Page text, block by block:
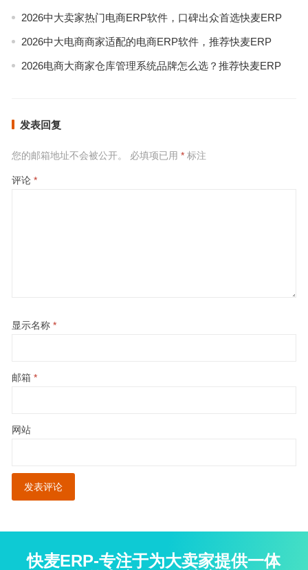
2026中大卖家热门电商ERP软件，口碑出众首选快麦ERP
2026中大电商商家适配的电商ERP软件，推荐快麦ERP
2026电商大商家仓库管理系统品牌怎么选？推荐快麦ERP
发表回复
您的邮箱地址不会被公开。 必填项已用 *标注
评论 *
显示名称 *
邮箱 *
网站
快麦ERP-专注于为大卖家提供一体